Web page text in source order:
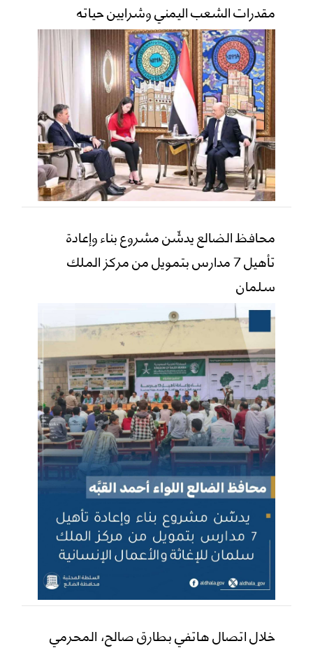
مقدرات الشعب اليمني وشرايين حياته
محافظ الضالع يدشّن مشروع بناء وإعادة
تأهيل 7 مدارس بتمويل من مركز الملك
سلمان
خلال اتصال هاتفي بطارق صالح، المحرمي